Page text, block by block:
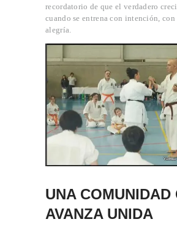
recordatorio de que el verdadero
cuando se entrena con intención, con
alegría.
UNA COMUNIDAD
AVANZA UNIDA